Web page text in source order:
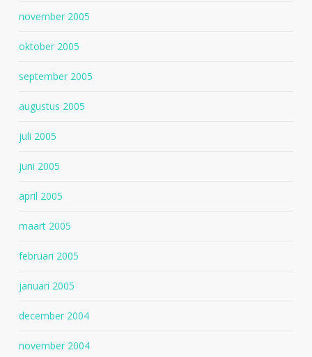
november 2005
oktober 2005
september 2005
augustus 2005
juli 2005
juni 2005
april 2005
maart 2005
februari 2005
januari 2005
december 2004
november 2004